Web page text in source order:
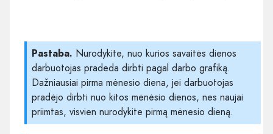
Pastaba. Nurodykite, nuo kurios savaitės dienos
darbuotojas pradeda dirbti pagal darbo grafiką.
Dažniausiai pirma mėnesio diena, jei darbuotojas
pradėjo dirbti nuo kitos mėnėsio dienos, nes naujai
priimtas, visvien nurodykite pirmą mėnesio dieną.